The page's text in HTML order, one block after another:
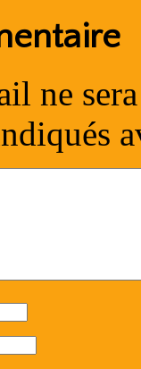
ne